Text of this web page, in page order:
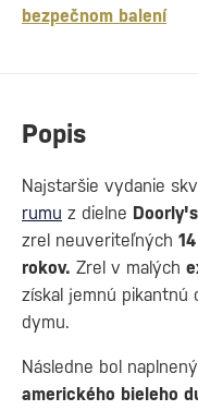
Popis
Najstaršie vydanie
rumu z dielne
zrel neuveriteľných 14
rokov. Zrel v malých
získal jemnú
dymu.
Následne bol
amerického bieleho
bezpečnom balení